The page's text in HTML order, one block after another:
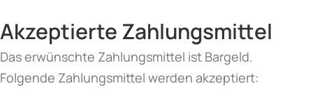
Akzeptierte Zahlungsmittel
Das erwünschte Zahlungsmittel ist Bargeld.
Folgende Zahlungsmittel werden akzeptiert: